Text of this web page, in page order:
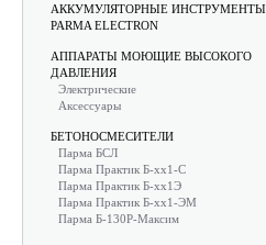
АККУМУЛЯТОРНЫЕ ИНСТРУМЕНТЫ
PARMA ELECTRON
АППАРАТЫ МОЮЩИЕ ВЫСОКОГО
ДАВЛЕНИЯ
Электрические
Аксессуары
БЕТОНОСМЕСИТЕЛИ
Парма БСЛ
Парма Практик Б-хх1-С
Парма Практик Б-хх1Э
Парма Практик Б-хх1-ЭМ
Парма Б-130Р-Максим